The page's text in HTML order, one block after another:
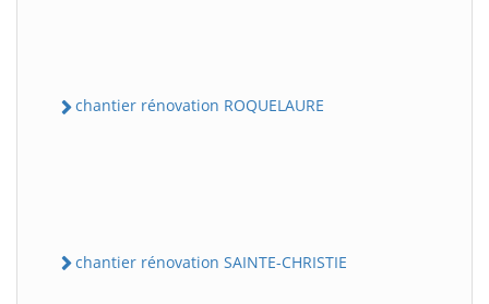
chantier rénovation ROQUELAURE
chantier rénovation SAINTE-CHRISTIE